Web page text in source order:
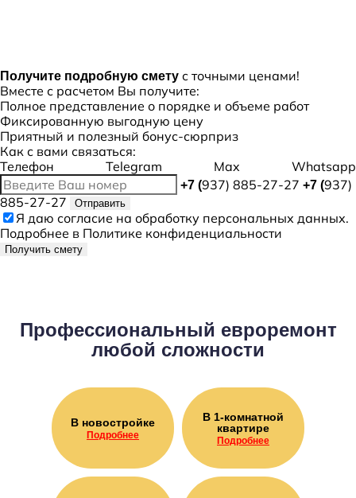
Получите подробную смету с точными ценами!
Вместе с расчетом Вы получите:
Полное представление о порядке и объеме работ
Фиксированную выгодную цену
Приятный и полезный бонус-сюрприз
Как с вами связаться:
Телефон
Telegram Max Whatsapp
+7 (937) 885-27-27 +7 (937)
885-27-27
Отправить
Я даю согласие на обработку персональных данных.
Подробнее в Политике конфиденциальности
Получить смету
Профессиональный евроремонт
любой сложности
В новостройке
Подробнее
В 1-комнатной
квартире
Подробнее